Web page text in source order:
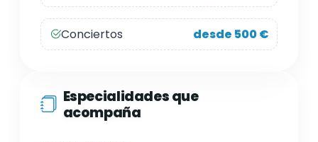
Conciertos desde 500 €
Especialidades que
acompaña